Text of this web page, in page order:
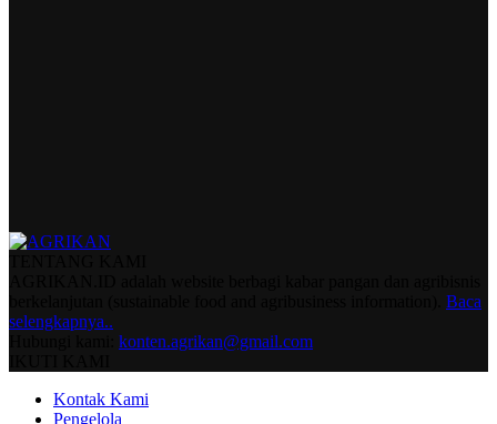
Baca
selengkapnya..
konten.agrikan@gmail.com
Kontak Kami
Pengelola